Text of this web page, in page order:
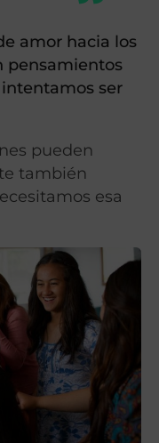
amor hacia los
pensamientos
intentamos ser
pueden
también
esa